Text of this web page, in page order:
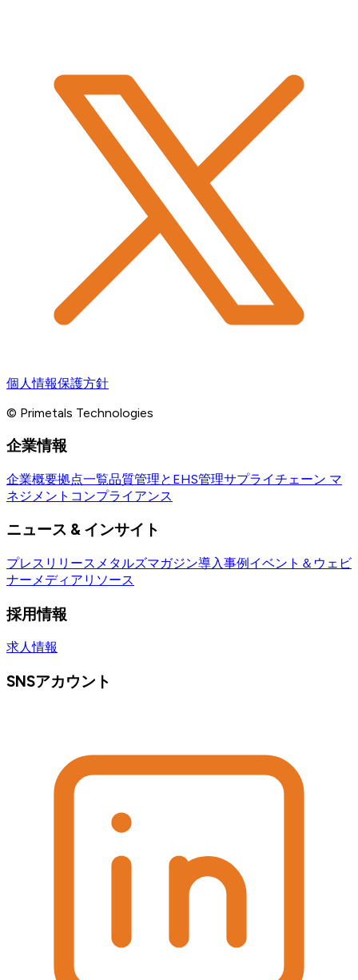
個人情報保護方針
© Primetals Technologies
企業情報
企業概要拠点一覧品質管理とEHS管理サプライチェーン マ
ネジメント コンプライアンス
ニュース & インサイト
プレスリリース メタルズマガジン導入事例イベント＆ウェビ
ナーメディアリソース
採用情報
求人情報
SNSアカウント